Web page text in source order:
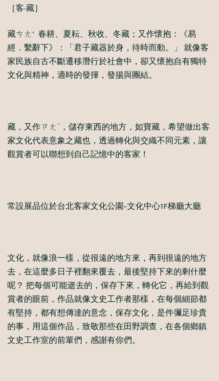
［客·藏］
藏ㄘㄤ‘ 春耕、夏耘、秋收、冬藏；又作懷抱：《易
經．繫辭下》：「君子藏器於身，待時而動。」 就像客
家民族自古不斷遷移潛行於社會中，卻又懷抱自有獨特
文化與精神，適時的發揮，發揚與團結。
藏，又作ㄗㄤˋ，儲存東西的地方，如寶藏，希望做出客
家文化代表意象之藏也，透過轉化與交織不同元素，讓
觀賞者可以聯想到自己記憶中的客家！
常設展品位於台北客家文化公園-文化中心1F梯廳大廳
文化，就像浪一樣，從很遠的地方來，再到很遠的地方
去，在這麼多日子裡翻來覆去，最後堅持下來的剩什麼
呢？ 把每個可能逝去的，保存下來，轉化它，再給到觀
賞者的眼前，作品就像文史工作者那樣，在每個細節都
有堅持，都有想傳達的意念，保存文化，是件彌足珍貴
的事，用這個作品，致敬那些在田野調查，在各個鄉鎮
文史工作室的前輩們，感謝有你們。